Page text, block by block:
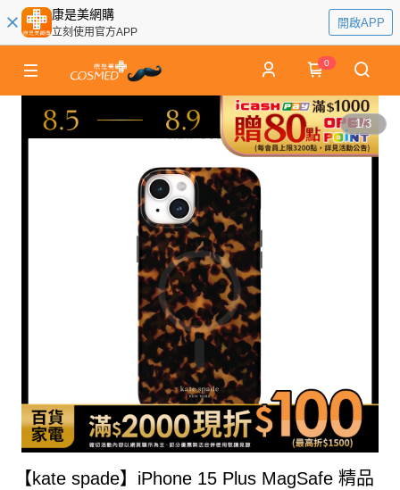
康是美網購
立刻使用官方APP
開啟APP
0
1/3
【kate spade】iPhone 15 Plus MagSafe 精品